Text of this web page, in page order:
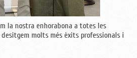
la nostra enhorabona a totes les
molts més èxits professionals i